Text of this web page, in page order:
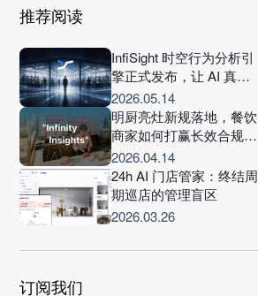
推荐阅读
InfiSight 时空行为分析引
擎正式发布，让 AI 真正
理解现场的每一个连续行
为
2026.05.14
明厨亮灶新规落地，餐饮
商家如何打赢长效合规打
赢保卫战？
2026.04.14
24h AI 门店管家：终结周
期巡店的管理盲区
2026.03.26
订阅我们